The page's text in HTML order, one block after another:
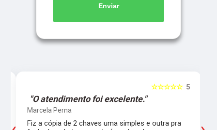
Enviar
5
☆☆☆☆☆
"O atendimento foi excelente."
Marcela Perna
Fiz a cópia de 2 chaves uma simples e outra pra